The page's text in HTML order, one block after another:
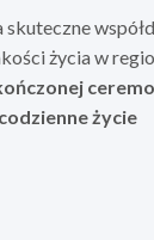
życia w
życie